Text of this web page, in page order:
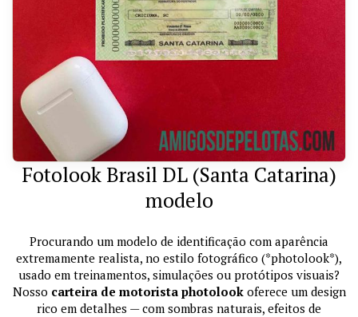
Fotolook Brasil DL (Santa Catarina)
modelo
Procurando um modelo de identificação com aparência
extremamente realista, no estilo fotográfico (*photolook*),
usado em treinamentos, simulações ou protótipos visuais?
Nosso carteira de motorista photolookoferece um design
rico em detalhes — com sombras naturais, efeitos de